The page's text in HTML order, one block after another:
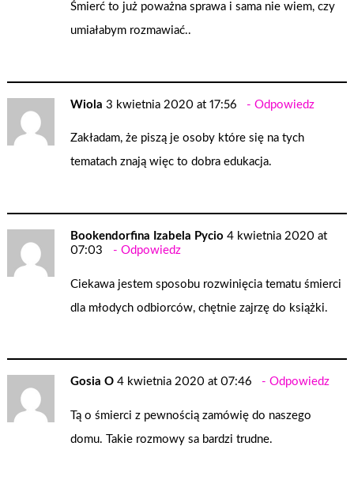
Śmierć to już poważna sprawa i sama nie wiem, czy
umiałabym rozmawiać..
Wiola 3 kwietnia 2020 at 17:56 Odpowiedz
Zakładam, że piszą je osoby które się na tych
tematach znają więc to dobra edukacja.
Bookendorfina Izabela Pycio 4 kwietnia 2020 at
07:03
Odpowiedz
Ciekawa jestem sposobu rozwinięcia tematu śmierci
dla młodych odbiorców, chętnie zajrzę do książki.
Gosia O 4 kwietnia 2020 at 07:46 Odpowiedz
Tą o śmierci z pewnością zamówię do naszego
domu. Takie rozmowy sa bardzi trudne.